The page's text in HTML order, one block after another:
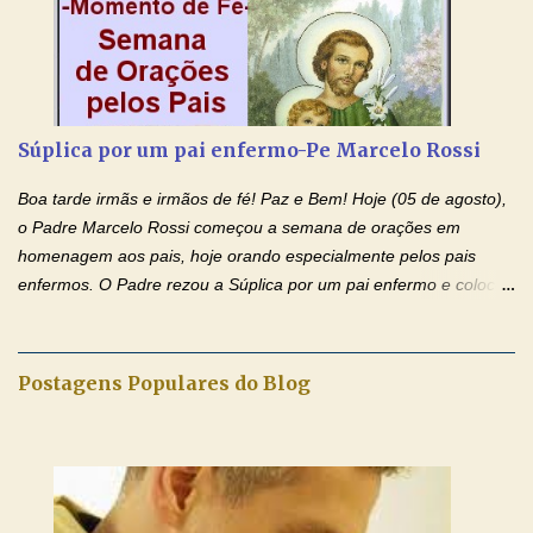
Momento de Fé, vamos juntos formar uma forte corrente de
orações com o Padre Marcelo. Não desista do milagre, da cura;
tenha fé, creia firmemente e ore incessantemente até que o
Kairós aconteça em sua vida. Fique no Amor Ágape de Jesus e
no Amor Materno de Nossa Senhora. Adriana-Devoção e Fé
Mensagem do Padre Marcelo Rossi por E-mail: Amados!! Nesta
quarta feira, vamos orar pelas pessoas que sofrem com as
doenças do coração, NO SAGRADO CORAÇÃO DE JESUS E NO
IMACULADO CORAÇÃO DE MAR...
Súplica por um pai enfermo-Pe Marcelo Rossi
Boa tarde irmãs e irmãos de fé! Paz e Bem! Hoje (05 de agosto),
o Padre Marcelo Rossi começou a semana de orações em
homenagem aos pais, hoje orando especialmente pelos pais
enfermos. O Padre rezou a Súplica por um pai enfermo e colocou
de Nossa Senhora. Adriana dos Anjos-Devoção e Fé Mensagem
aos nossos pais. Hoje nossas orações serão focadas nos pais
que não se encontram bem de saúde, OS PAIS ENFERMOS!
Postagens Populares do Blog